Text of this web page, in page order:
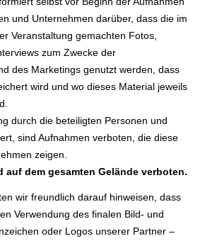
und Unternehmen darüber, dass die im
Veranstaltung gemachten Fotos,
zum Zwecke der
des Marketings genutzt werden, dass
wird und wo dieses Material jeweils
durch die beteiligten Personen und
sind Aufnahmen verboten, die diese
zeigen.
auf dem gesamten Gelände verboten.
wir freundlich darauf hinweisen, dass
Verwendung des finalen Bild- und
oder Logos unserer Partner –